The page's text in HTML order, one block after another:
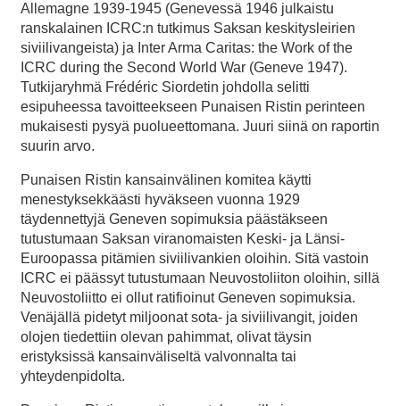
Allemagne 1939-1945 (Genevessä 1946 julkaistu
ranskalainen ICRC:n tutkimus Saksan keskitysleirien
siviilivangeista) ja Inter Arma Caritas: the Work of the
ICRC during the Second World War (Geneve 1947).
Tutkijaryhmä Frédéric Siordetin johdolla selitti
esipuheessa tavoitteekseen Punaisen Ristin perinteen
mukaisesti pysyä puolueettomana. Juuri siinä on raportin
suurin arvo.
Punaisen Ristin kansainvälinen komitea käytti
menestyksekkäästi hyväkseen vuonna 1929
täydennettyjä Geneven sopimuksia päästäkseen
tutustumaan Saksan viranomaisten Keski- ja Länsi-
Euroopassa pitämien siviilivankien oloihin. Sitä vastoin
ICRC ei päässyt tutustumaan Neuvostoliiton oloihin, sillä
Neuvostoliitto ei ollut ratifioinut Geneven sopimuksia.
Venäjällä pidetyt miljoonat sota- ja siviilivangit, joiden
olojen tiedettiin olevan pahimmat, olivat täysin
eristyksissä kansainväliseltä valvonnalta tai
yhteydenpidolta.